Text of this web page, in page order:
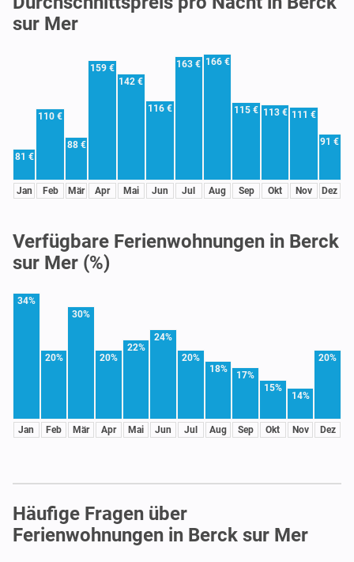
sur Mer
81 €
Jan
110 €
Feb
88 €
Mär
159 €
Apr
142 €
Mai
116 €
Jun
163 €
Jul
166 €
Aug
115 €
Sep
113 €
Okt
111 €
Nov
91 €
Dez
Verfügbare Ferienwohnungen in Berck
sur Mer (%)
34%
Jan
20%
Feb
30%
Mär
20%
Apr
22%
Mai
24%
Jun
20%
Jul
18%
Aug
17%
Sep
15%
Okt
14%
Nov
20%
Dez
Häufige Fragen über
Ferienwohnungen in Berck sur Mer